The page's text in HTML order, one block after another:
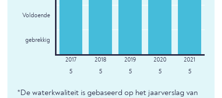
Voldoende
gebrekkig
5 5 5 5 5
*De waterkwaliteit is gebaseerd op het jaarverslag van